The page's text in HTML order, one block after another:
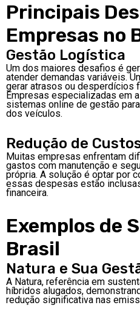
Principais
Empresas no
Gestão Logística
Um dos maiores desafios é
atender demandas variáveis.
gerar atrasos ou desperdícios
Empresas especializadas em
sistemas online de gestão
dos veículos.
Redução de
Muitas empresas enfrentam
gastos com manutenção e
própria. A solução é optar por
essas despesas estão
financeira.
Exemplos de
Brasil
Natura e Sua
A Natura, referência em
híbridos alugados,
redução significativa nas